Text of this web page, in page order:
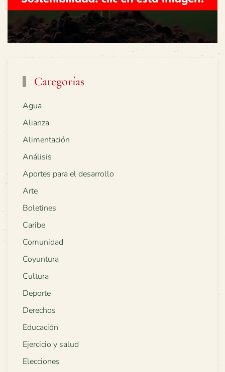
Categorías
Agua
Alianza
Alimentación
Análisis
Aportes para el desarrollo
Arte
Boletines
Caribe
Comunidad
Coyuntura
Cultura
Deporte
Derechos
Educación
Ejercicio y salud
Elecciones